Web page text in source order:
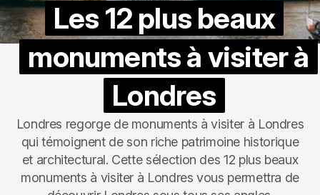
Les 12 plus beaux
monuments à visiter à
Londres
Londres regorge de monuments à visiter à Londres
qui témoignent de son riche patrimoine historique
et architectural. Cette sélection des 12 plus beaux
monuments à visiter à Londres vous permettra de